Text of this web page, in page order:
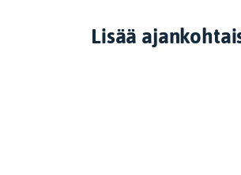
Lisää